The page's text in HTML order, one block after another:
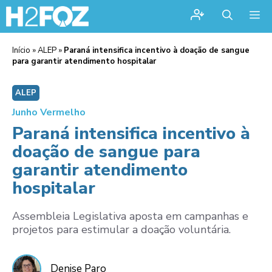
Início »ALEP » Paraná intensifica incentivo à doação de sangue
para garantir atendimento hospitalar
ALEP
Junho Vermelho
Paraná intensifica incentivo à
doação de sangue para
garantir atendimento
hospitalar
Assembleia Legislativa aposta em campanhas e
projetos para estimular a doação voluntária.
Denise Paro